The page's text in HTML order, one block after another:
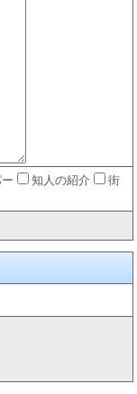
知人の紹介
街